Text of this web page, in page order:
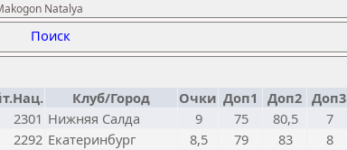
Natalya
Поиск
Клуб/Город Очки Доп1 Доп2 Доп3
2301 Нижняя Салда 9 75 80,5
7
2292 Екатеринбург 8,5 79 83
8